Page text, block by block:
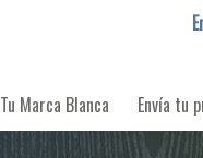
Tu Marca Blanca Envía tu